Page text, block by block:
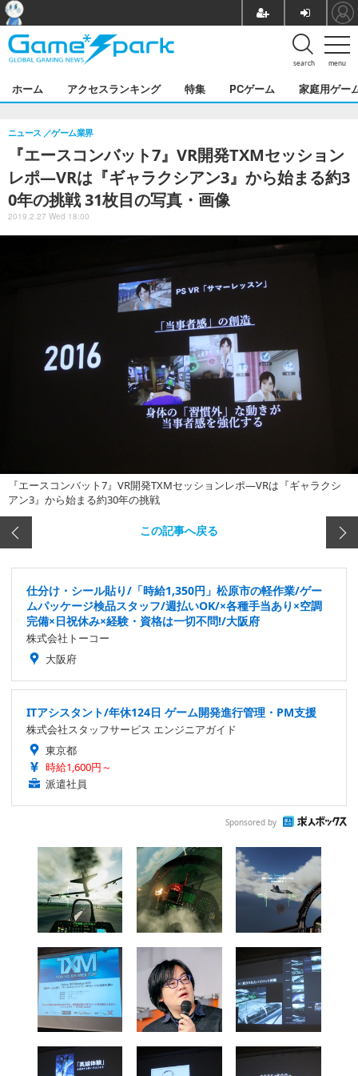
menu
search
ホーム アクセスランキング 特集 PCゲーム 家庭用ゲー
『エースコンバット7』VR開発TXMセッション
レポ―VRは『ギャラクシアン3』から始まる約3
0年の挑戦 31枚目の写真・画像
ニュース ゲーム業界
2019.2.27 Wed 18:00
『エースコンバット7』VR開発TXMセッションレポ―VRは『ギャラクシ
アン3』から始まる約30年の挑戦
この記事へ戻る
仕分け・シール貼り/「時給1,350円」松原市の軽作業/ゲー
ムパッケージ検品スタッフ/週払いOK/×各種手当あり×空調
完備×日祝休み×経験・資格は一切不問!/大阪府
株式会社トーコー
大阪府
ITアシスタント/年休124日 ゲーム開発進行管理・PM支援
株式会社スタッフサービス エンジニアガイド
東京都
時給1,600円～
派遣社員
Sponsored by